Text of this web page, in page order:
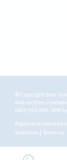
© Copyright door
Alle rechten
0410.959.009 - RPR
Algemene
Subsidies
Sitemap